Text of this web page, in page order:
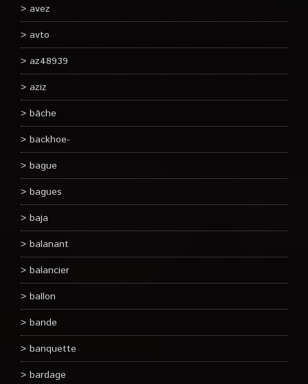
avez
avto
az48939
aziz
bâche
backhoe-
bague
bagues
baja
balanant
balancier
ballon
bande
banquette
bardage